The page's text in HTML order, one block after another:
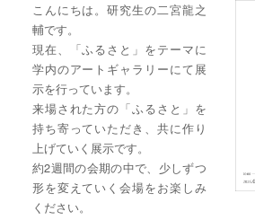
こんにちは。研究生の二宮龍之
輔です。
現在、「ふるさと」をテーマに
学内のアートギャラリーにて展
示を行っています。
来場された方の「ふるさと」を
持ち寄っていただき、共に作り
上げていく展示です。
約2週間の会期の中で、少しずつ
形を変えていく会場をお楽しみ
ください。